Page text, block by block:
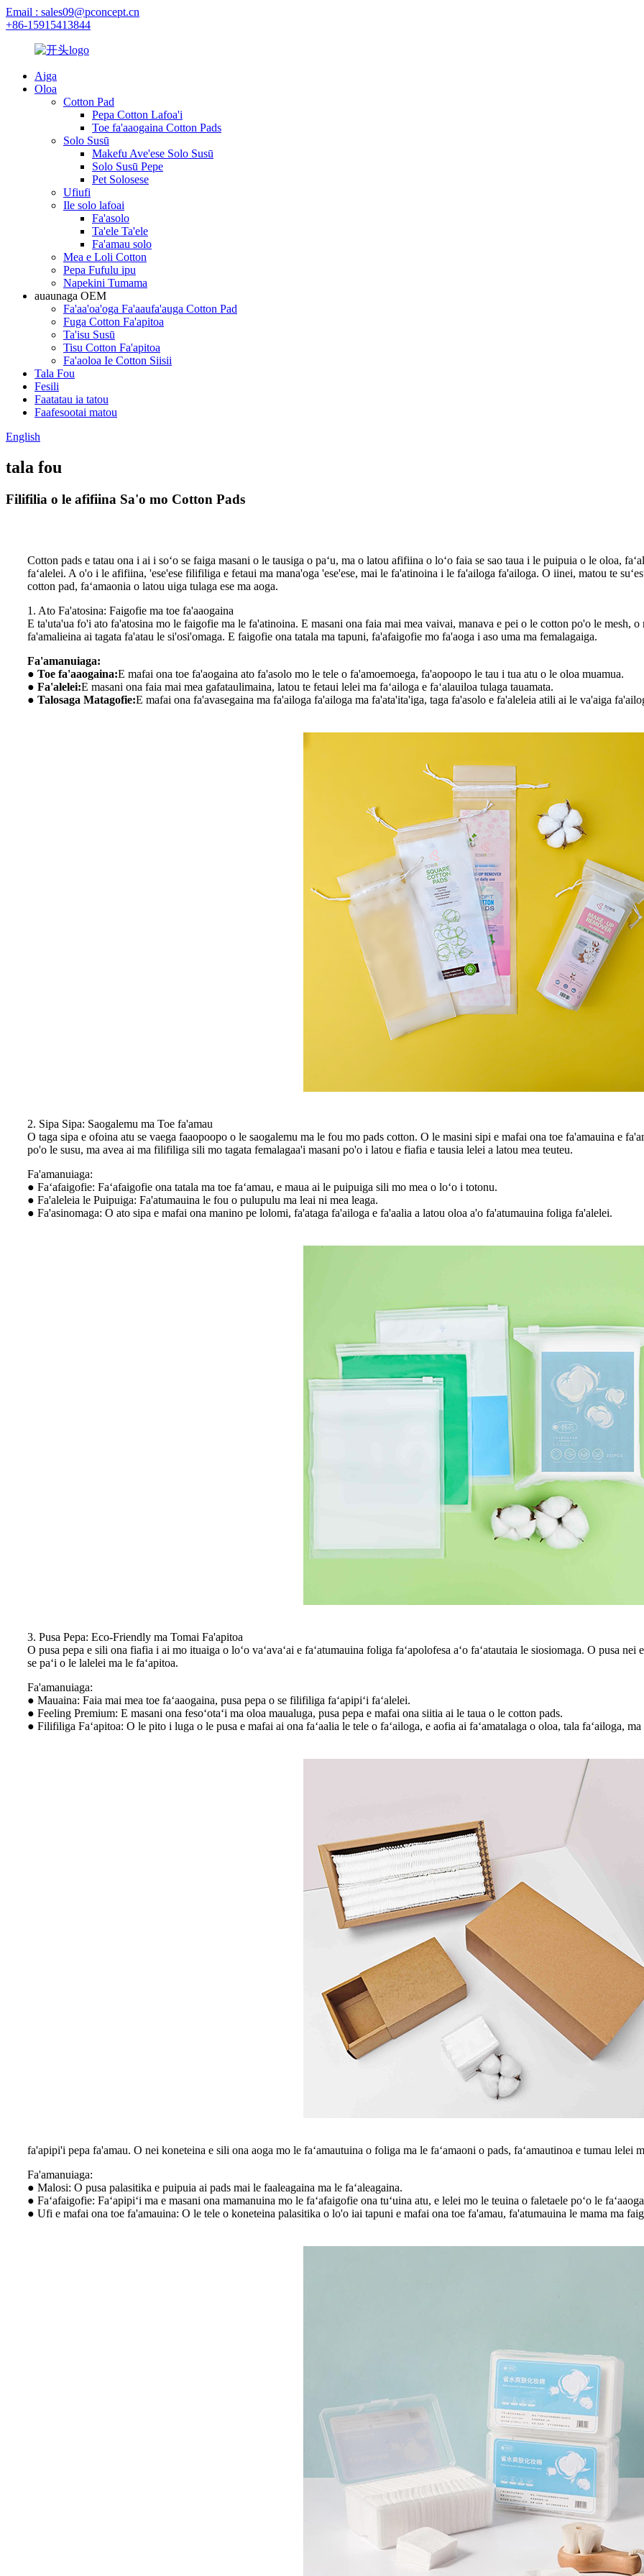
Email : sales09@pconcept.cn
+86-15915413844
Aiga
Oloa
Cotton Pad
Pepa Cotton Lafoa'i
Toe fa'aaogaina Cotton Pads
Solo Susū
Makefu Ave'ese Solo Susū
Solo Susū Pepe
Pet Solosese
Ufiufi
Ile solo lafoai
Fa'asolo
Ta'ele Ta'ele
Fa'amau solo
Mea e Loli Cotton
Pepa Fufulu ipu
Napekini Tumama
auaunaga OEM
Fa'aa'oa'oga Fa'aaufa'auga Cotton Pad
Fuga Cotton Fa'apitoa
Ta'isu Susū
Tisu Cotton Fa'apitoa
Fa'aoloa Ie Cotton Siisii
Tala Fou
Fesili
Faatatau ia tatou
Faafesootai matou
English
tala fou
Filifilia o le afifiina Sa'o mo Cotton Pads
Cotton pads e tatau ona i ai i soʻo se faiga masani o le tausiga o paʻu, ma o latou afifiina o loʻo faia se sao taua i le puipuia o le oloa,
faʻalelei. A o'o i le afifiina, 'ese'ese filifiliga e fetaui ma mana'oga 'ese'ese, mai le fa'atinoina i le fa'ailoga fa'ailoga. O iinei, matou te
cotton pad, faʻamaonia o latou uiga tulaga ese ma aoga.
1. Ato Fa'atosina: Faigofie ma toe fa'aaogaina
E ta'uta'ua fo'i ato fa'atosina mo le faigofie ma le fa'atinoina. E masani ona faia mai mea vaivai, manava e pei o le cotton po'o le mesh,
fa'amalieina ai tagata fa'atau le si'osi'omaga. E faigofie ona tatala ma tapuni, fa'afaigofie mo fa'aoga i aso uma ma femalagaiga.
Fa'amanuiaga:
● Toe fa'aaogaina:E mafai ona toe fa'aogaina ato fa'asolo mo le tele o fa'amoemoega, fa'aopoopo le tau i tua atu o le oloa muamua.
● Fa'alelei:E masani ona faia mai mea gafataulimaina, latou te fetaui lelei ma faʻailoga e faʻalauiloa tulaga tauamata.
● Talosaga Matagofie:E mafai ona fa'avasegaina ma fa'ailoga fa'ailoga ma fa'ata'ita'iga, taga fa'asolo e fa'aleleia atili ai le va'aiga
2. Sipa Sipa: Saogalemu ma Toe fa'amau
O taga sipa e ofoina atu se vaega faaopoopo o le saogalemu ma le fou mo pads cotton. O le masini sipi e mafai ona toe fa'amauina e
po'o le susu, ma avea ai ma filifiliga sili mo tagata femalagaa'i masani po'o i latou e fiafia e tausia lelei a latou mea teuteu.
Fa'amanuiaga:
● Faʻafaigofie: Faʻafaigofie ona tatala ma toe faʻamau, e maua ai le puipuiga sili mo mea o loʻo i totonu.
● Fa'aleleia le Puipuiga: Fa'atumauina le fou o pulupulu ma leai ni mea leaga.
● Fa'asinomaga: O ato sipa e mafai ona manino pe lolomi, fa'ataga fa'ailoga e fa'aalia a latou oloa a'o fa'atumauina foliga fa'alelei.
3. Pusa Pepa: Eco-Friendly ma Tomai Fa'apitoa
O pusa pepa e sili ona fiafia i ai mo ituaiga o loʻo vaʻavaʻai e faʻatumauina foliga faʻapolofesa aʻo faʻatautaia le siosiomaga. O pusa
se paʻi o le lalelei ma le faʻapitoa.
Fa'amanuiaga:
● Mauaina: Faia mai mea toe faʻaaogaina, pusa pepa o se filifiliga faʻapipiʻi faʻalelei.
● Feeling Premium: E masani ona fesoʻotaʻi ma oloa maualuga, pusa pepa e mafai ona siitia ai le taua o le cotton pads.
● Filifiliga Faʻapitoa: O le pito i luga o le pusa e mafai ai ona faʻaalia le tele o faʻailoga, e aofia ai faʻamatalaga o oloa, tala faʻailoga, ma
fa'apipi'i pepa fa'amau. O nei koneteina e sili ona aoga mo le faʻamautuina o foliga ma le faʻamaoni o pads, faʻamautinoa e tumau lelei
Fa'amanuiaga:
● Malosi: O pusa palasitika e puipuia ai pads mai le faaleagaina ma le faʻaleagaina.
● Faʻafaigofie: Faʻapipiʻi ma e masani ona mamanuina mo le faʻafaigofie ona tuʻuina atu, e lelei mo le teuina o faletaele poʻo le
● Ufi e mafai ona toe fa'amauina: O le tele o koneteina palasitika o lo'o iai tapuni e mafai ona toe fa'amau, fa'atumauina le mama ma